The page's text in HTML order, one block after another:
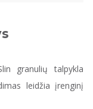
granulių talpykla
leidžia įrenginį